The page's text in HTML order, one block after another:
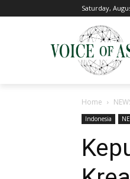
Saturday,
Home
Indonesia